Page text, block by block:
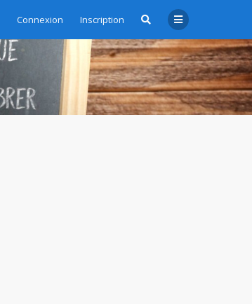
Connexion Inscription